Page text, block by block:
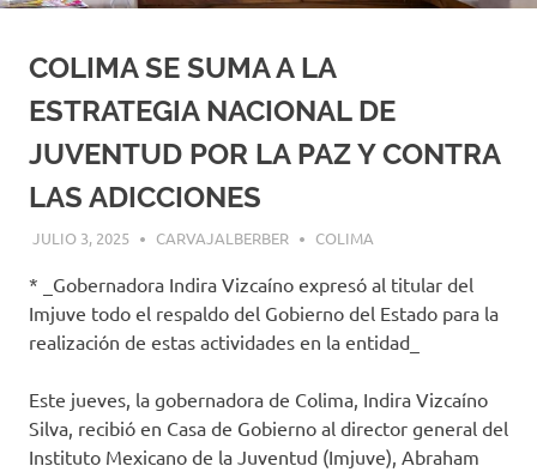
COLIMA SE SUMA A LA
ESTRATEGIA NACIONAL DE
JUVENTUD POR LA PAZ Y CONTRA
LAS ADICCIONES
JULIO 3, 2025 CARVAJALBERBER COLIMA
* _Gobernadora Indira Vizcaíno expresó al titular del
Imjuve todo el respaldo del Gobierno del Estado para la
realización de estas actividades en la entidad_
Este jueves, la gobernadora de Colima, Indira Vizcaíno
Silva, recibió en Casa de Gobierno al director general del
Instituto Mexicano de la Juventud (Imjuve), Abraham